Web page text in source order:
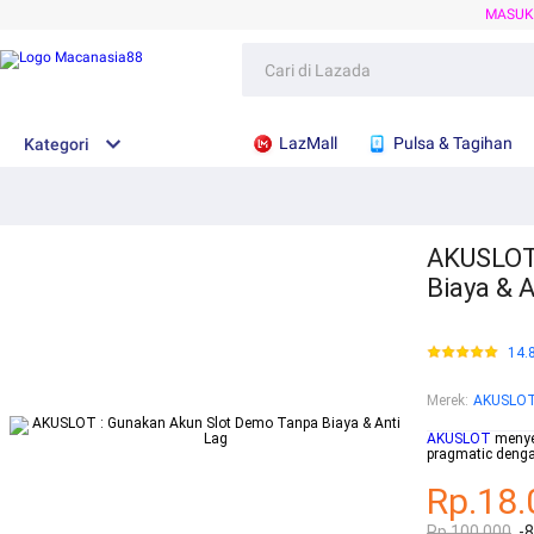
Kategori LazMall Pulsa & Tagihan
Biaya &
Merek:
AKUSLOT
pragmatic